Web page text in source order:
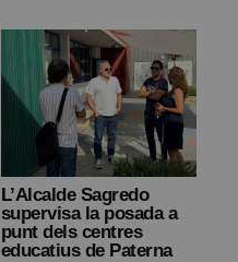
L’Alcalde Sagredo
supervisa la posada a
punt dels centres
educatius de Paterna